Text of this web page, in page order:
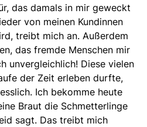
das damals in mir geweckt
von meinen Kundinnen
treibt mich an. Außerdem
das fremde Menschen mir
unvergleichlich! Diese vielen
der Zeit erleben durfte,
Ich bekomme heute
Braut die Schmetterlinge
sagt. Das treibt mich